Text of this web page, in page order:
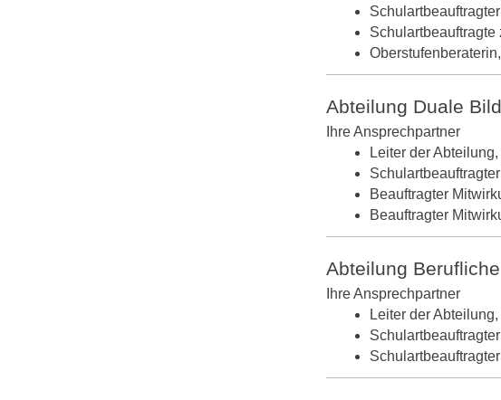
Abteilung Duale
Ihre Ansprechpartner
Leiter der
Beauftragter
Beauftragter
Abteilung
Ihre Ansprechpartner
Leiter der